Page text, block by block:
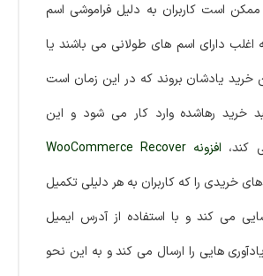
است کاربران به دلیل فراموشی اسم
اغلب دارای اسم های طولانی می باشند یا
خرید یادشان بروند که در این زمان است
خرید رهاشده وارد کار می شود و این
کند،
افزونه WooCommerce Recover
خریدی را که کاربران به هر دلیلی تکمیل
می کند و با استفاده از آدرس ایمیل
هایی را ارسال می کند و به این نحو